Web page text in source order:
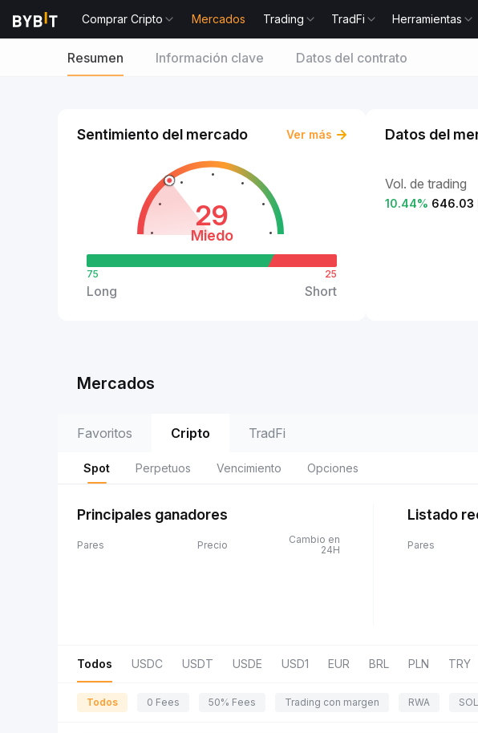
Comprar Cripto Mercados Trading TradFi Herramientas
Resumen Información clave Datos del contrato
Sentimiento del mercado Ver más
29
Miedo
75
Long
25
Short
Datos del
Vol. de trading
10.44% 646.03
Mercados
Favoritos Cripto TradFi
Spot Perpetuos Vencimiento Opciones
Principales ganadores
Pares Precio
Cambio en
24H
Listado
Pares
Todos USDC USDT USDE USD1 EUR BRL PLN TRY
Todos 0 Fees 50% Fees Trading con margen RWA